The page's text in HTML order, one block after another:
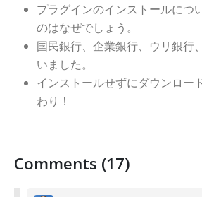
プラグインのインストールにつ
のはなぜでしょう。
国民銀行、企業銀行、ウリ銀行
いました。
インストールせずにダウンロー
わり！
Comments (17)